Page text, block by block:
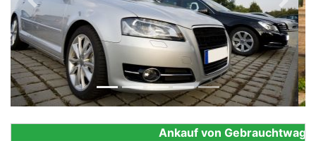
Previous Next
Ankauf von